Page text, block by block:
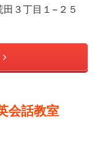
３丁目１−２５
会話教室